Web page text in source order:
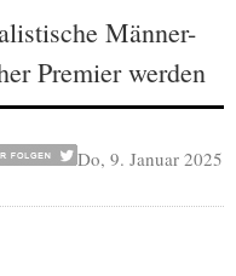
Männer-
Premier werden
Do, 9. Januar 2025